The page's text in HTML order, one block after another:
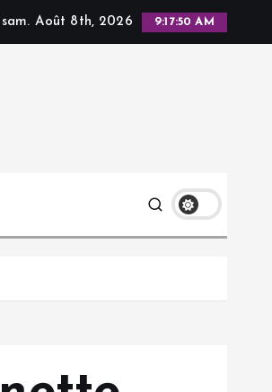
sam. Août 8th, 2026 9:17:51 AM